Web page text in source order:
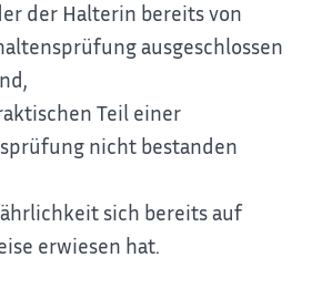
der Halterin bereits von
ausgeschlossen
Teil einer
nicht bestanden
sich bereits auf
erwiesen hat.